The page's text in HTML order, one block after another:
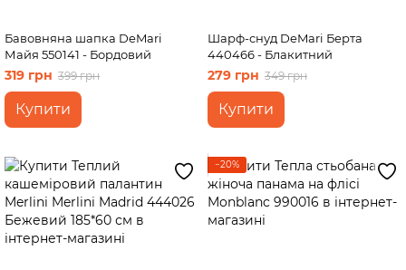
Бавовняна шапка DeMari
Майя 550141 - Бордовий
319 грн 399 грн
Купити
Шарф-снуд DeMari Берта
440466 - Блакитний
279 грн 349 грн
Купити
−20%